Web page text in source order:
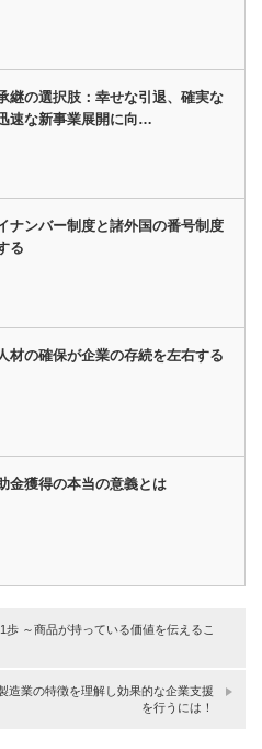
継の選択肢：幸せな引退、確実な
速な新事業展開に向…
ナンバー制度と諸外国の番号制度
る
材の確保が企業の存続を左右する
金獲得の本当の意義とは
～商品が持っている価値を伝えるこ
造業の特徴を理解し効果的な企業支援
を行うには！